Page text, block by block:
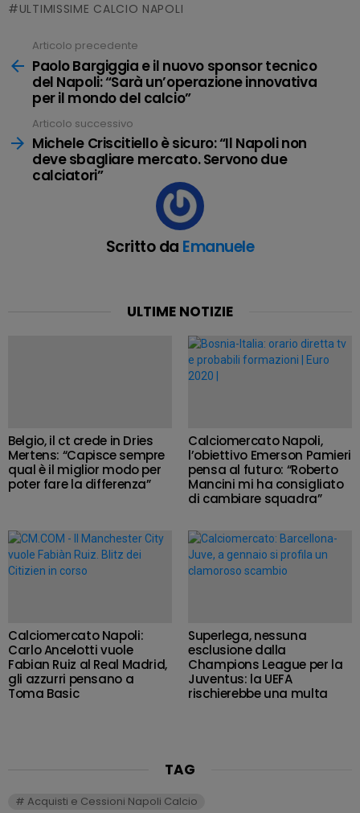
ULTIMISSIME CALCIO NAPOLI
Leggi
tutto
Articolo precedente
Paolo Bargiggia e il nuovo sponsor tecnico
del Napoli: “Sarà un’operazione innovativa
per il mondo del calcio”
Articolo successivo
Michele Criscitiello è sicuro: “Il Napoli non
deve sbagliare mercato. Servono due
calciatori”
Scritto da Emanuele
ULTIME NOTIZIE
Belgio, il ct crede in Dries
Mertens: “Capisce sempre
qual è il miglior modo per
poter fare la differenza”
Calciomercato Napoli,
l’obiettivo Emerson Pamieri
pensa al futuro: “Roberto
Mancini mi ha consigliato
di cambiare squadra”
Calciomercato Napoli:
Carlo Ancelotti vuole
Fabian Ruiz al Real Madrid,
gli azzurri pensano a
Toma Basic
Superlega, nessuna
esclusione dalla
Champions League per la
Juventus: la UEFA
rischierebbe una multa
TAG
Acquisti e Cessioni Napoli Calcio